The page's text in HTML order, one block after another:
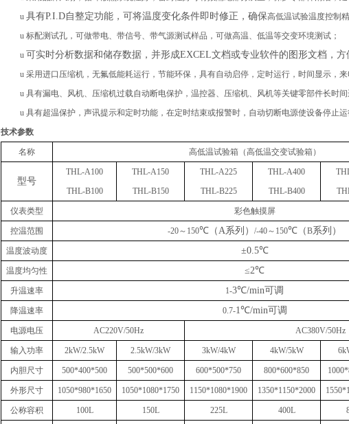
u 具有P.I.D自整定功能，可将温度变化条件即时修正，确保高低温试验温度控制
u 标配测试孔， 可做带电、带信号、带气源测试样品，可做高温、低温等交变环境测试；
u 可实时分析数据和储存数据，并形成EXCEL文档或专业软件的图形文档，
u 采用进口压缩机，无氟低能耗运行，节能环保，具有自动启停，定时运行，时间显示，来
u 具有漏电、风机、压缩机过载自动断电保护 ， 温控器、压缩机、风机等关键零部件长时间
u 具有超温保护，声讯提示和定时功能，在定时结束或报警时，自动切断电源使设备停止运
技术参数
名称 高低温试验箱（高低温交变试验箱）
型号
THL-A100
THL-B100
THL-A150
THL-B150
THL-A225
THL-B225
THL-A400
THL-B400
仪表类型 彩色触摸屏
控温范围 -20～150℃ （A系列 ） /-40～150℃ （B系列 ）
温度波动度 ±0.5℃
温度均匀性 ≤2℃
升温速率 1-3℃/min可调
降温速率 0.7-1℃/min可调
电源电压 AC220V/50Hz AC380V/50Hz
输入功率 2kW/2.5kW 2.5kW/3kW 3kW/4kW 4kW/5kW 6k
内胆尺寸 500*400*500 500*500*600 600*500*750 800*600*850
外形尺寸 1050*980*1650 1050*1080*1750 1150*1080*1900 1350*1150*2000
公称容积 100L 150L 225L 400L